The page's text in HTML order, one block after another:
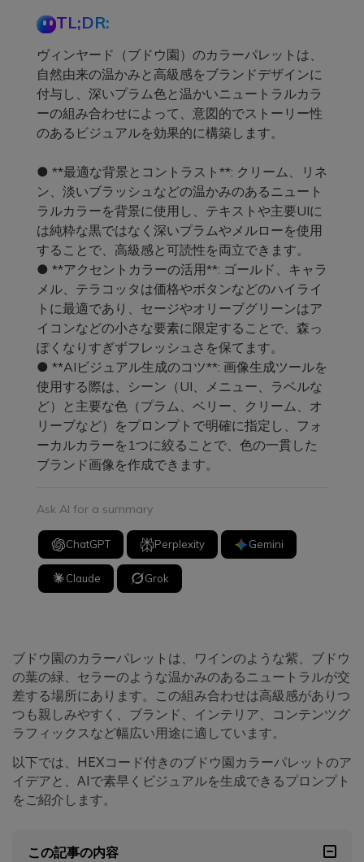
TL;DR:
ヴィンヤード（ブドウ園）のカラーパレットは、
自然由来の温かみと高級感をブランドデザインに
付与し、深いプラム色と温かいニュートラルカラ
ーの組み合わせによって、意図的でストーリー性
のあるビジュアルを効果的に構築します。
● **最適な背景とコントラスト**: クリーム、リネ
ン、淡いブラッシュなどの温かみのあるニュート
ラルカラーを背景に使用し、テキストや主要UIに
は純粋な黒ではなく深いプラムやメルローを使用
することで、高級感と可読性を両立できます。
● **アクセントカラーの活用**: ゴールド、キャラ
メル、テラコッタは価格やボタンなどのハイライ
トに最適であり、セージやオリーブグリーンはア
イコンなどの小さな要素に限定することで、森っ
ぽくなりすぎずフレッシュさを保てます。
● **AIビジュアル生成のコツ**: 画像生成ツールを
使用する際は、シーン（UI、メニュー、ラベルな
ど）と主要な色（プラム、ベリー、クリーム、オ
リーブなど）をプロンプトで明確に指定し、フォ
ーカルカラーを1つに絞ることで、色の一貫した
ブランド画像を作成できます。
Ask AI for a summary
ChatGPT Perplexity Gemini
Claude Grok
ブドウ園のカラーパレットは、ワインのような紫、ブドウ
の葉の緑、セラーのような温かみのあるニュートラルが交
差する場所にあります。この組み合わせは高級感がありつ
つも親しみやすく、ブランド、インテリア、コンテンツグ
ラフィックスなど幅広い用途に適しています。
以下では、HEXコード付きのブドウ園カラーパレットのア
イデアと、AIで素早くビジュアルを生成できるプロンプト
をご紹介します。
この記事の内容